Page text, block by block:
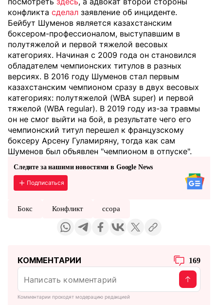
конфликта сделал заявление об инциденте.
Бейбут Шуменов является казахстанским
боксером-профессионалом, выступавшим в
полутяжелой и первой тяжелой весовых
категориях. Начиная с 2009 года он становился
обладателем чемпионских титулов в разных
версиях. В 2016 году Шуменов стал первым
казахстанским чемпионом сразу в двух весовых
категориях: полутяжелой (WBA super) и первой
тяжелой (WBA regular). В 2019 году из-за травмы
он не смог выйти на бой, в результате чего его
чемпионский титул перешел к французскому
боксеру Арсену Гуламиряну, тогда как сам
Шуменов был объявлен "чемпионом в отпуске".
Следите за нашими новостями в Google News
Подписаться
Бокс Конфликт ссора
КОММЕНТАРИИ 169
Комментарии проходят модерацию редакцией